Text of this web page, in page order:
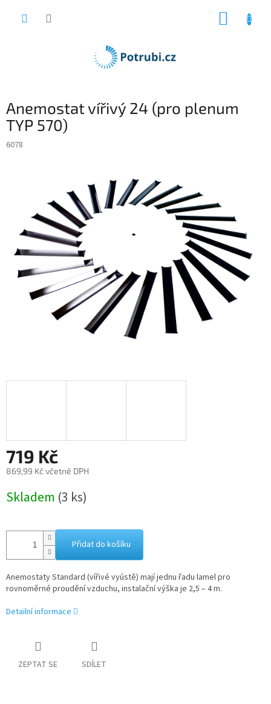
Anemostat vířivý 24 (pro plenum
TYP 570)
6078
719 Kč
869,99 Kč včetně DPH
cena:
Skladem (3 ks)
Přidat do košíku
Anemostaty Standard (vířivé vyústě) mají jednu řadu lamel pro
rovnoměrné proudění vzduchu, instalační výška je 2,5 – 4 m.
Detailní informace
ZEPTAT SE SDÍLET